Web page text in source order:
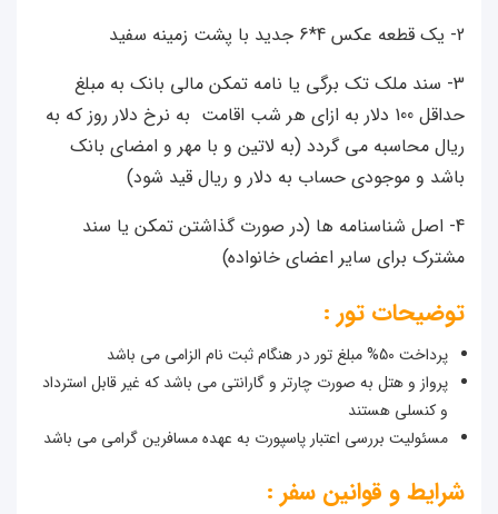
سند ملک تک برگی یا نامه تمکن مالی بانک به مبلغ
حداقل 100 دلار به ازای هر شب اقامت به نرخ دلار روز که به
محاسبه می گردد (به لاتین و با مهر و امضای بانک
و موجودی حساب به دلار و ریال قید شود)
اصل شناسنامه ها (در صورت گذاشتن تمکن یا سند
برای سایر اعضای خانواده)
تور :
مبلغ تور در هنگام ثبت نام الزامی می باشد
و هتل به صورت چارتر و گارانتی می باشد که غیر قابل استرداد
کنسلی هستند
بررسی اعتبار پاسپورت به عهده مسافرین گرامی می باشد
و قوانین سفر :